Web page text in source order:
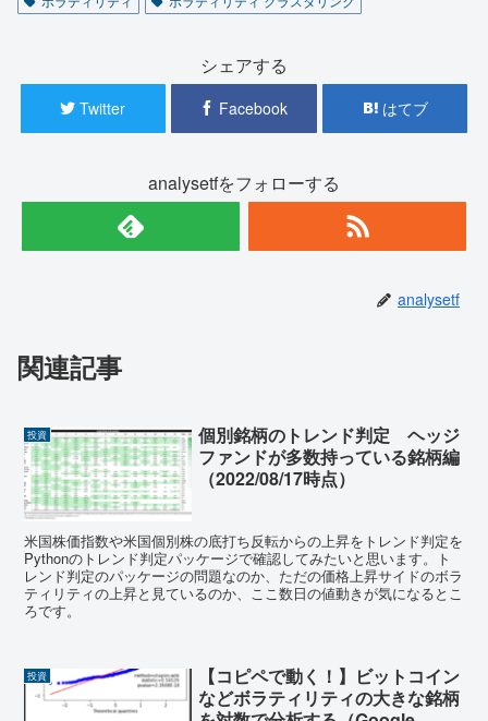
シェアする
Twitter Facebook はてブ
analysetfをフォローする
analysetf
関連記事
投資
個別銘柄のトレンド判定 ヘッジ
ファンドが多数持っている銘柄編
（2022/08/17時点）
米国株価指数や米国個別株の底打ち反転からの上昇をトレンド判定を
Pythonのトレンド判定パッケージで確認してみたいと思います。ト
レンド判定のパッケージの問題なのか、ただの価格上昇サイドのボラ
ティリティの上昇と見ているのか、ここ数日の値動きが気になるとこ
ろです。
投資
【コピペで動く！】ビットコイン
などボラティリティの大きな銘柄